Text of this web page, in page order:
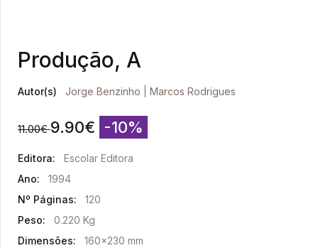
Produção, A
Autor(s) Jorge Benzinho Marcos Rodrigues
11.00€ 9.90€ -10%
Editora:
Escolar Editora
Ano:
1994
Nº Páginas:
120
Peso:
0.220 Kg
Dimensões:
160x230 mm